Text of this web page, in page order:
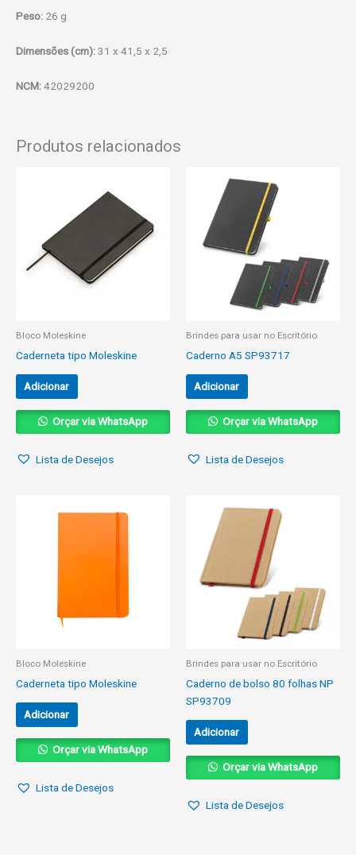
Peso: 26 g
Dimensões (cm):31 x 41,5 x 2,5
NCM:42029200
Produtos relacionados
Bloco Moleskine
Caderneta tipo Moleskine
Adicionar
Orçar via WhatsApp
Lista de Desejos
Brindes para usar no Escritório
Caderno A5 SP93717
Adicionar
Orçar via WhatsApp
Lista de Desejos
Bloco Moleskine
Caderneta tipo Moleskine
Adicionar
Orçar via WhatsApp
Lista de Desejos
Brindes para usar no Escritório
Caderno de bolso 80 folhas NP
SP93709
Adicionar
Orçar via WhatsApp
Lista de Desejos